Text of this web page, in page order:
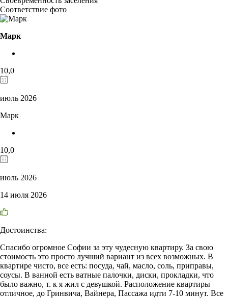
Соответствие фото
Марк
10,0
июль 2026
Марк
10,0
июль 2026
14 июля 2026
Достоинства:
Спасибо огромное Софии за эту чудесную квартиру. За свою
стоимость это просто лучший вариант из всех возможных. В
квартире чисто, все есть: посуда, чай, масло, соль, приправы,
соусы. В ванной есть ватные палочки, диски, прокладки, что
было важно, т. к я жил с девушкой. Расположение квартиры
отличное, до Гринвича, Вайнера, Пассажа идти 7-10 минут. Все